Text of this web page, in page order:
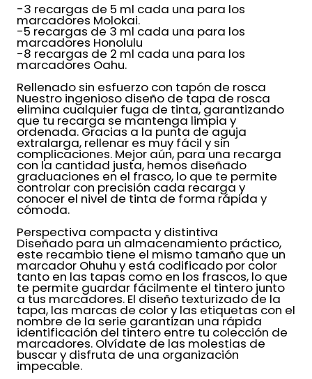
-3 recargas de 5 ml cada una para los
marcadores Molokai.
-5 recargas de 3 ml cada una para los
marcadores Honolulu
-8 recargas de 2 ml cada una para los
marcadores Oahu.
Rellenado sin esfuerzo con tapón de rosca
Nuestro ingenioso diseño de tapa de rosca
elimina cualquier fuga de tinta, garantizando
que tu recarga se mantenga limpia y
ordenada. Gracias a la punta de aguja
extralarga, rellenar es muy fácil y sin
complicaciones. Mejor aún, para una recarga
con la cantidad justa, hemos diseñado
graduaciones en el frasco, lo que te permite
controlar con precisión cada recarga y
conocer el nivel de tinta de forma rápida y
cómoda.
Perspectiva compacta y distintiva
Diseñado para un almacenamiento práctico,
este recambio tiene el mismo tamaño que un
marcador Ohuhu y está codificado por color
tanto en las tapas como en los frascos, lo que
te permite guardar fácilmente el tintero junto
a tus marcadores. El diseño texturizado de la
tapa, las marcas de color y las etiquetas con el
nombre de la serie garantizan una rápida
identificación del tintero entre tu colección de
marcadores. Olvídate de las molestias de
buscar y disfruta de una organización
impecable.